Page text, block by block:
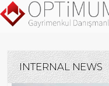
INTERNAL NEWS